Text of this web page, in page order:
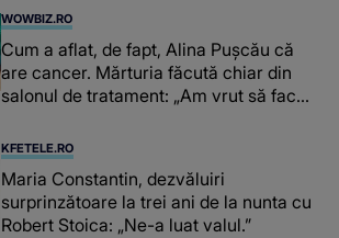
WOWBIZ.RO
Cum a aflat, de fapt, Alina Pușcău că
are cancer. Mărturia făcută chiar din
salonul de tratament: „Am vrut să fac
înțepe sânul”
KFETELE.RO
Maria Constantin, dezvăluiri
surprinzătoare la trei ani de la nunta cu
Robert Stoica: „Ne-a luat valul.”